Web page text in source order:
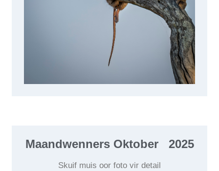
Maandwenners Oktober 2025
Skuif muis oor foto vir detail